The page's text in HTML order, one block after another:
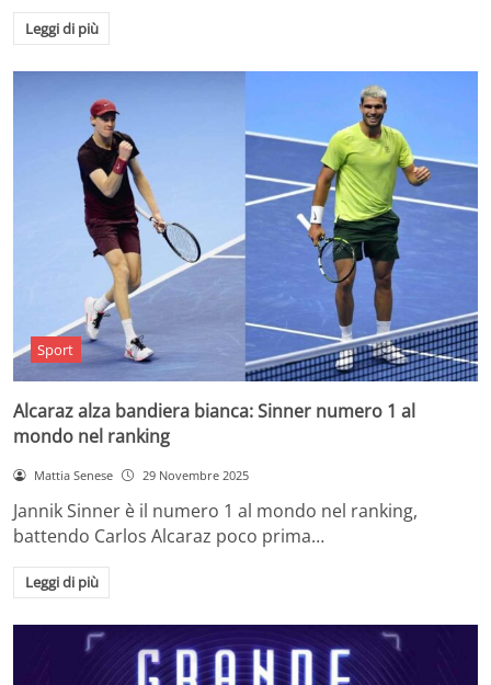
Leggi di più
Sport
Alcaraz alza bandiera bianca: Sinner numero 1 al
mondo nel ranking
Mattia Senese 29 Novembre 2025
Jannik Sinner è il numero 1 al mondo nel ranking,
battendo Carlos Alcaraz poco prima…
Leggi di più